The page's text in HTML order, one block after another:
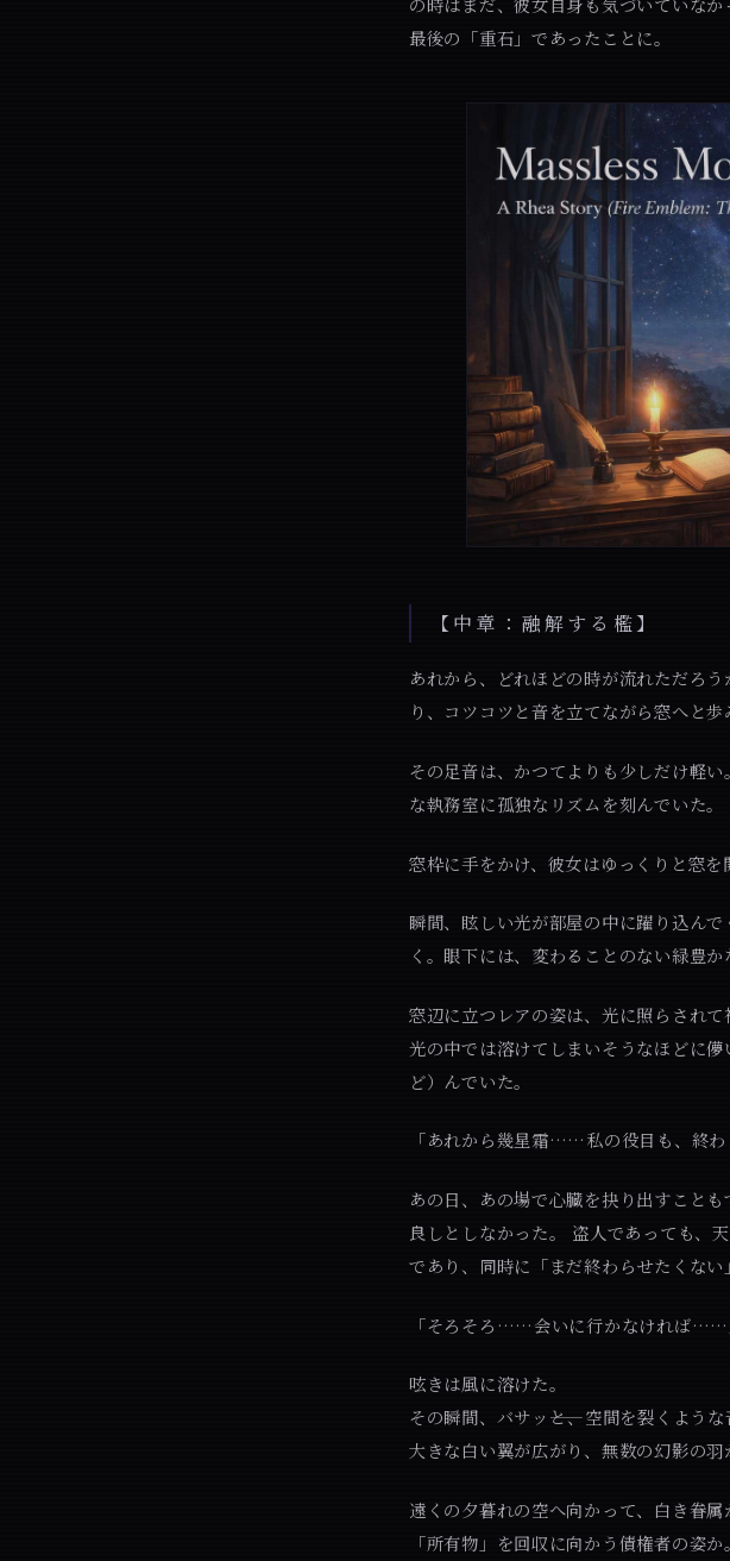
最後の「重石」であったことに。
【中章：融解する檻】
あれから、どれほどの時が流れただろ
り、コツコツと音を立てながら窓へと歩
その足音は、かつてよりも少しだけ軽
な執務室に孤独なリズムを刻んでいた。
窓枠に手をかけ、彼女はゆっくりと窓を
瞬間、眩しい光が部屋の中に躍り込ん
く。眼下には、変わることのない緑豊か
窓辺に立つレアの姿は、光に照らされ
光の中では溶けてしまいそうなほどに
ど）んでいた。
「あれから幾星霜……私の役目も、終
あの日、あの場で心臓を抉り出すこと
良しとしなかった。 盗人であっても、
であり、同時に「まだ終わらせたくない
「そろそろ……会いに行かなければ……
呟きは風に溶けた。
その瞬間、バサッ――と、空間を裂くような
大きな白い翼が広がり、無数の幻影の羽
遠くの夕暮れの空へ向かって、白き眷
「所有物」を回収に向かう債権者の姿